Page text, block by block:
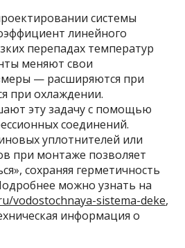
системы
линейного
перепадах температур
меняют свои
— расширяются при
при охлаждении.
эту задачу с помощью
соединений.
уплотнителей или
при монтаже позволяет
сохраняя герметичность
можно узнать на
vodostochnaya-sistema-deke,
информация о